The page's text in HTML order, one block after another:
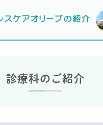
診療科のご紹介